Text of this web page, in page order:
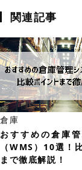
関連記事
倉庫
おすすめの倉庫
（WMS）10選！
まで徹底解説！